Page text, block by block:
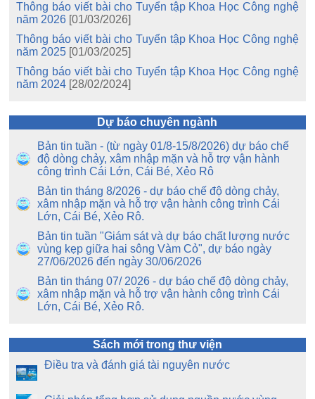
Thông báo viết bài cho Tuyển tập Khoa Học Công nghệ
năm 2026 [01/03/2026]
Thông báo viết bài cho Tuyển tập Khoa Học Công nghệ
năm 2025 [01/03/2025]
Thông báo viết bài cho Tuyển tập Khoa Học Công nghệ
năm 2024 [28/02/2024]
Dự báo chuyên ngành
Bản tin tuần - (từ ngày 01/8-15/8/2026) dự báo chế
độ dòng chảy, xâm nhập mặn và hỗ trợ vận hành
công trình Cái Lớn, Cái Bé, Xẻo Rô
Bản tin tháng 8/2026 - dự báo chế độ dòng chảy,
xâm nhập mặn và hỗ trợ vận hành công trình Cái
Lớn, Cái Bé, Xẻo Rô.
Bản tin tuần "Giám sát và dự báo chất lượng nước
vùng kẹp giữa hai sông Vàm Cỏ", dự báo ngày
27/06/2026 đến ngày 30/06/2026
Bản tin tháng 07/ 2026 - dự báo chế độ dòng chảy,
xâm nhập mặn và hỗ trợ vận hành công trình Cái
Lớn, Cái Bé, Xẻo Rô.
Sách mới trong thư viện
Điều tra và đánh giá tài nguyên nước